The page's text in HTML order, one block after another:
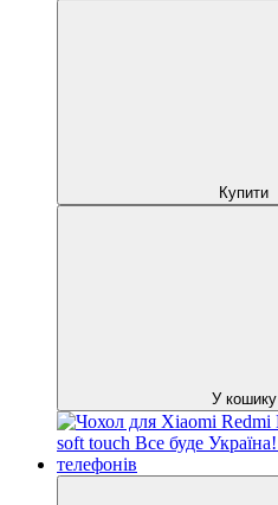
Купити
У кошику